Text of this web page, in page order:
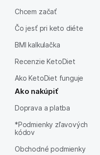
Chcem začať
Čo jesť pri keto diéte
BMI kalkulačka
Recenzie KetoDiet
Ako KetoDiet funguje
Ako nakúpiť
Doprava a platba
*Podmienky zľavových
kódov
Obchodné podmienky